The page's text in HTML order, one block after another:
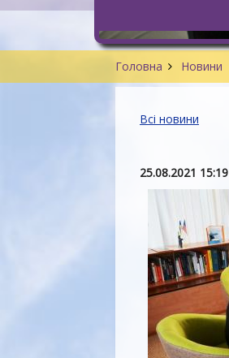
Головна Новини
Всі новини
25.08.2021 15:19